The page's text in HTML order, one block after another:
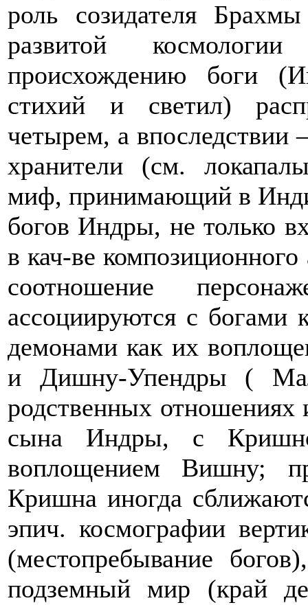
роль созидателя
развитой
происхождению боги
стихий и светил)
четырем, а впоследствии
хранители (см.
миф, принимающий в
богов Индры, не только
в кач-ве
соотношение
ассоциируются с
демонами как их
и Дишну-Упендры (
родственных
сына Индры, с
воплощением Вишну;
Кришна иногда
эпич. космографии
(местопребывание
подземный мир (край